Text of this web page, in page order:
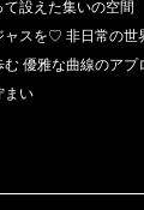
設えた集いの空間
ャスを♡ 非日常の
優雅な曲線のアプ
まい